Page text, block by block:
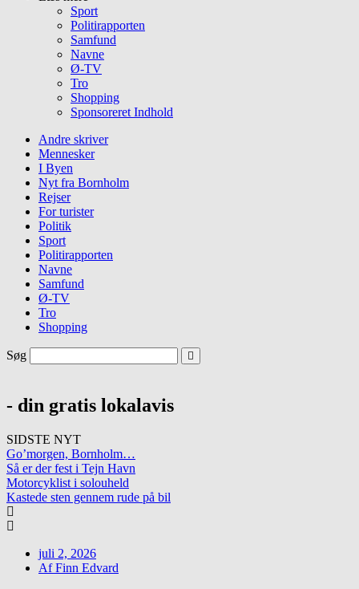
Sport
Politirapporten
Samfund
Navne
Ø-TV
Tro
Shopping
Sponsoreret Indhold
Andre skriver
Mennesker
I Byen
Nyt fra Bornholm
Rejser
For turister
Politik
Sport
Politirapporten
Navne
Samfund
Ø-TV
Tro
Shopping
Søg
- din gratis lokalavis
SIDSTE NYT
Go’morgen, Bornholm…
Så er der fest i Tejn Havn
Motorcyklist i solouheld
Kastede sten gennem rude på bil
juli 2, 2026
AfFinn Edvard